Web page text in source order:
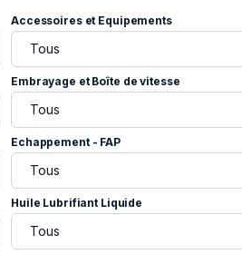
Accessoires et Equipements
Embrayage et Boîte de vitesse
Echappement - FAP
Huile Lubrifiant Liquide